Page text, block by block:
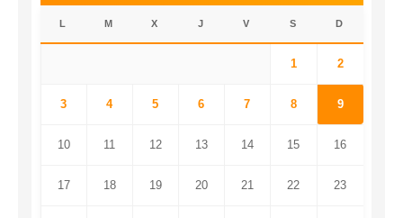
L M X J V S D
1 2
3 4 5 6 7 8 9
10 11 12 13 14 15 16
17 18 19 20 21 22 23